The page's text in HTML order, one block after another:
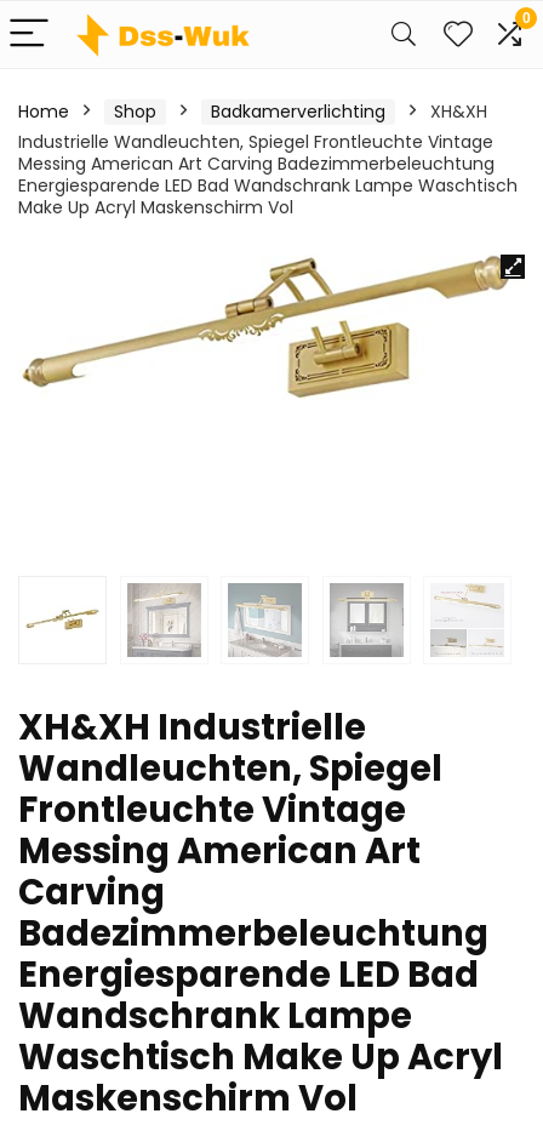
0
Home Shop Badkamerverlichting
XH&XH
Industrielle Wandleuchten, Spiegel Frontleuchte Vintage
Messing American Art Carving Badezimmerbeleuchtung
Energiesparende LED Bad Wandschrank Lampe Waschtisch
Make Up Acryl Maskenschirm Vol
XH&XH Industrielle
Wandleuchten, Spiegel
Frontleuchte Vintage
Messing American Art
Carving
Badezimmerbeleuchtung
Energiesparende LED Bad
Wandschrank Lampe
Waschtisch Make Up Acryl
Maskenschirm Vol